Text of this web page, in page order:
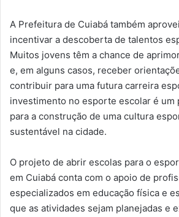
A Prefeitura de Cuiabá também
incentivar a descoberta de talentos
Muitos jovens têm a chance de
e, em alguns casos, receber
contribuir para uma futura carreira
investimento no esporte escolar é um
para a construção de uma cultura
sustentável na cidade.
O projeto de abrir escolas para o
em Cuiabá conta com o apoio de
especializados em educação física e
que as atividades sejam planejadas e